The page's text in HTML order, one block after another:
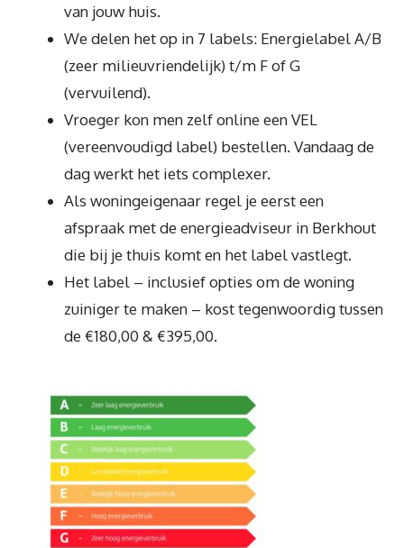
van jouw huis.
We delen het op in 7 labels: Energielabel A/B
(zeer milieuvriendelijk) t/m F of G
(vervuilend).
Vroeger kon men zelf online een VEL
(vereenvoudigd label) bestellen. Vandaag de
dag werkt het iets complexer.
Als woningeigenaar regel je eerst een
afspraak met de energieadviseur in Berkhout
die bij je thuis komt en het label vastlegt.
Het label – inclusief opties om de woning
zuiniger te maken – kost tegenwoordig tussen
de €180,00 & €395,00.